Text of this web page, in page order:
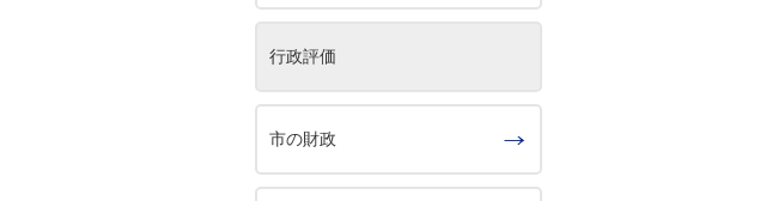
行政評価
市の財政